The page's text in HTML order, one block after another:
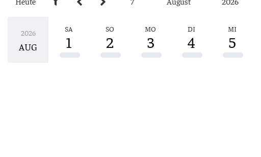
2026
AUG
SA
1
SO
2
MO
3
DI
4
MI
5